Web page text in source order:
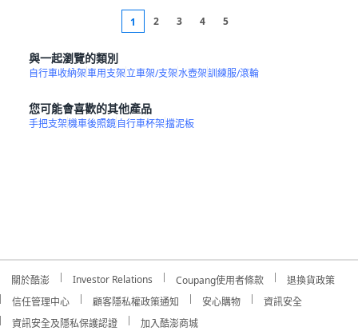
1 2 3 4 5
與一起瀏覽的類別
自行車收納架車用支架立車架/支架水壺架訓練服/滾輪
您可能會喜歡的其他產品
手把支架機車後照鏡自行車杯架擋泥板
關於酷澎 Investor Relations Coupang使用者條款
退換貨政策
信任管理中心
顧客隱私權政策通知 安心購物
資訊安全
資訊安全及隱私保護認證
加入酷澎商城